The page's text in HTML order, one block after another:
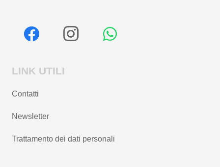
LINK UTILI
Contatti
Newsletter
Trattamento dei dati personali